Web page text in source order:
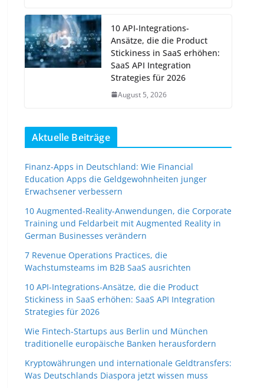
10 API-Integrations-
Ansätze, die die Product
Stickiness in SaaS erhöhen:
SaaS API Integration
Strategies für 2026
August 5, 2026
Aktuelle Beiträge
Finanz-Apps in Deutschland: Wie Financial
Education Apps die Geldgewohnheiten junger
Erwachsener verbessern
10 Augmented-Reality-Anwendungen, die Corporate
Training und Feldarbeit mit Augmented Reality in
German Businesses verändern
7 Revenue Operations Practices, die
Wachstumsteams im B2B SaaS ausrichten
10 API-Integrations-Ansätze, die die Product
Stickiness in SaaS erhöhen: SaaS API Integration
Strategies für 2026
Wie Fintech-Startups aus Berlin und München
traditionelle europäische Banken herausfordern
Kryptowährungen und internationale Geldtransfers:
Was Deutschlands Diaspora jetzt wissen muss